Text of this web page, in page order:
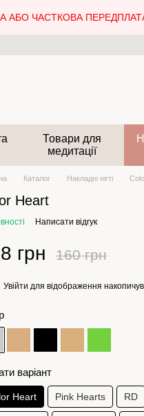
АБО ЧАСТКОВА
Товари для
медитації
Каталог Накладні нігті
Heart
Написати відгук
грн 160 грн
Увійти для відображення
варіант
Heart Pink Hearts RD